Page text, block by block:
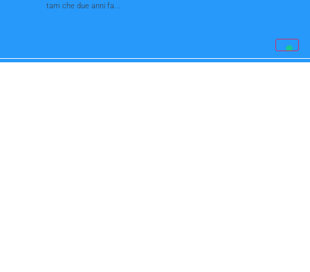
tam che due anni fa...